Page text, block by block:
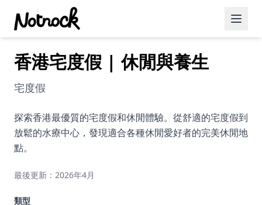
精選活動
博客文章
約會好去處
美食佳餚
香港宅度假 | 休閒與養生
宅度假
探索香港最優質的宅度假和休閒體驗。從舒適的宅度假到
放鬆的水療中心，發現適合各種休閒愛好者的完美休閒地
點。
最後更新：2026年4月
類型